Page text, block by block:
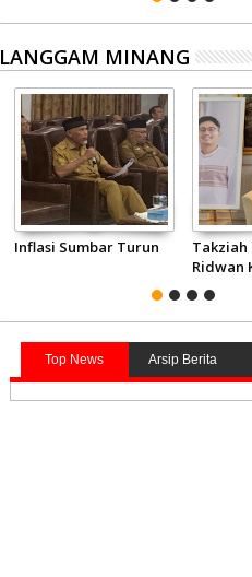
LANGGAM MINANG
Inflasi Sumbar Turun
Takziah
Ridwan
Doakan
Top News Arsip Berita